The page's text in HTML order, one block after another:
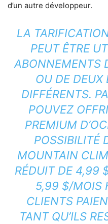
d’un autre développeur.
LA
PEUT ÊTRE
ABONNEMENTS
OU DE DEUX
DIFFÉRENTS.
POUVEZ
PREMIUM
POSSIBILITÉ
MOUNTAIN
RÉDUIT DE 4,99
5,99 $/MOIS
CLIENTS
TANT QU’ILS